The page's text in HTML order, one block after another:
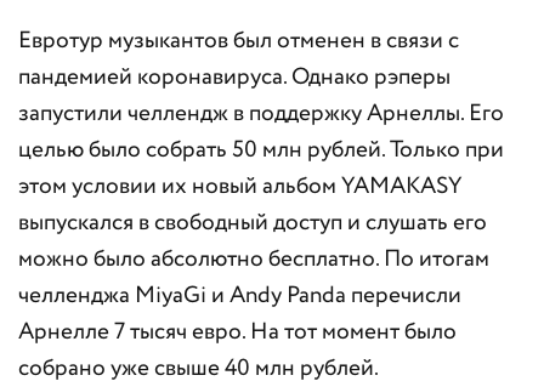
Евротур музыкантов был отменен в связи с
пандемией коронавируса. Однако рэперы
запустили челлендж в поддержку Арнеллы. Его
целью было собрать 50 млн рублей. Только при
этом условии их новый альбом YAMAKASY
выпускался в свободный доступ и слушать его
можно было абсолютно бесплатно. По итогам
челленджа MiyaGi и Andy Panda перечисли
Арнелле 7 тысяч евро. На тот момент было
собрано уже свыше 40 млн рублей.